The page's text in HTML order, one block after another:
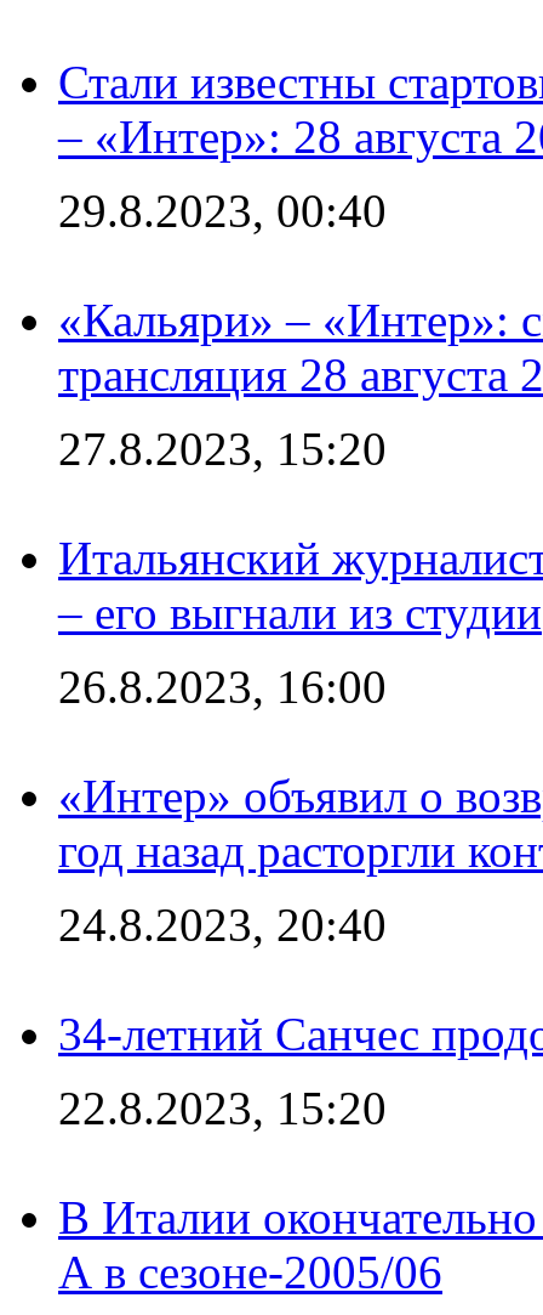
Стали известны
– «Интер»: 28 августа
29.8.2023, 00:40
«Кальяри» – «Интер»:
трансляция 28 августа
27.8.2023, 15:20
Итальянский
– его выгнали из студии
26.8.2023, 16:00
«Интер» объявил о
год назад расторгли
24.8.2023, 20:40
34-летний Санчес
22.8.2023, 15:20
В Италии
А в сезоне-2005/06